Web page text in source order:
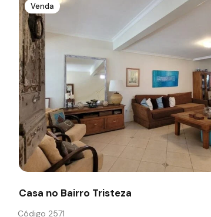
Venda
Casa no Bairro Tristeza
Código 2571